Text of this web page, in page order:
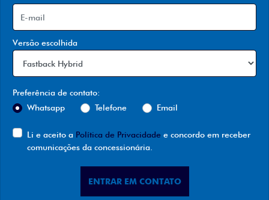
Versão escolhida
Preferência de contato:
Whatsapp
Telefone Email
Li e aceito a Política de Privacidade e concordo em receber
comunicações da concessionária.
ENTRAR EM CONTATO